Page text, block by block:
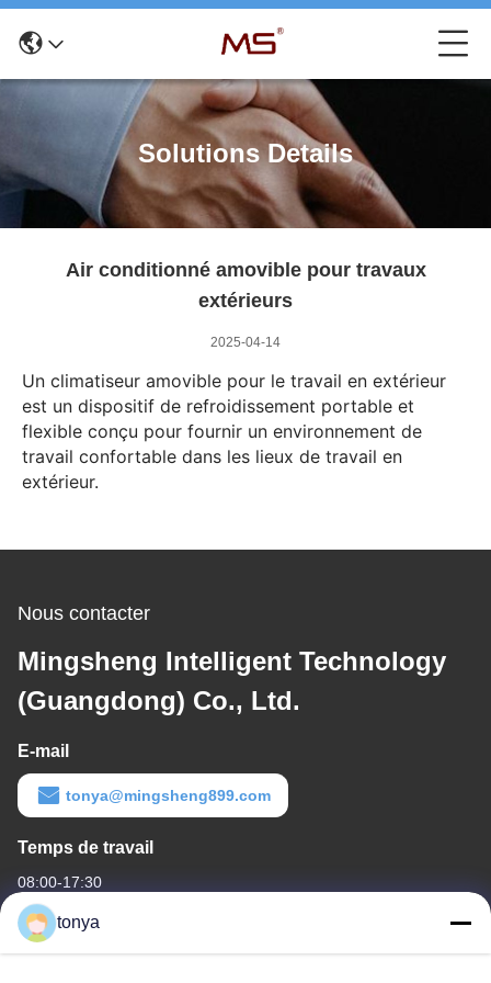
Solutions Details
Air conditionné amovible pour travaux
extérieurs
2025-04-14
Un climatiseur amovible pour le travail en extérieur
est un dispositif de refroidissement portable et
flexible conçu pour fournir un environnement de
travail confortable dans les lieux de travail en
extérieur.
Nous contacter
Mingsheng Intelligent Technology
(Guangdong) Co., Ltd.
E-mail
tonya@mingsheng899.com
Temps de travail
08:00-17:30
Notre adresse
tonya